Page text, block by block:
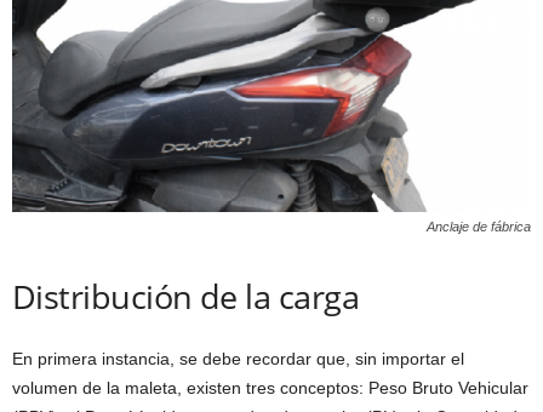
Anclaje de fábrica
Distribución de la carga
En primera instancia, se debe recordar que, sin importar el
volumen de la maleta, existen tres conceptos: Peso Bruto Vehicular